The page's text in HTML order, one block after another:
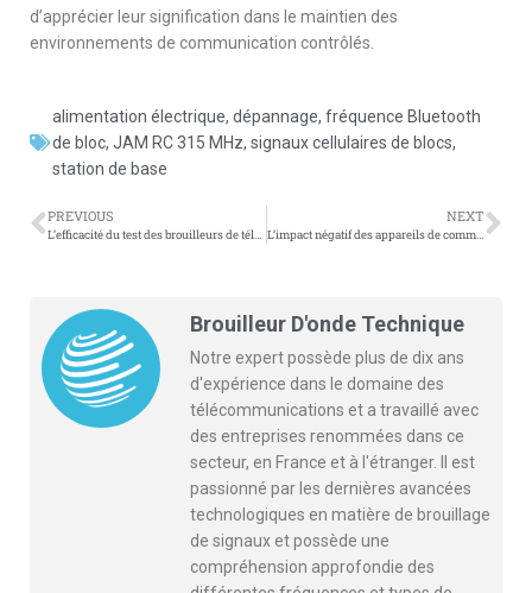
d’apprécier leur signification dans le maintien des
environnements de communication contrôlés.
alimentation électrique, dépannage, fréquence Bluetooth
de bloc, JAM RC 315 MHz, signaux cellulaires de blocs,
station de base
PREVIOUS NEXT
L’impact négatif des appareils de communication mobile dans certains environnements
Brouilleur D'onde Technique
Notre expert possède plus de dix ans
d'expérience dans le domaine des
télécommunications et a travaillé avec
des entreprises renommées dans ce
secteur, en France et à l'étranger. Il est
passionné par les dernières avancées
technologiques en matière de brouillage
de signaux et possède une
compréhension approfondie des